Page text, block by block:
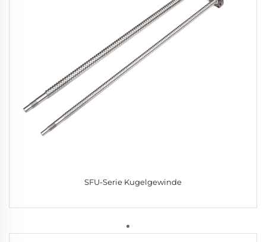
SFU-Serie Kugelgewinde